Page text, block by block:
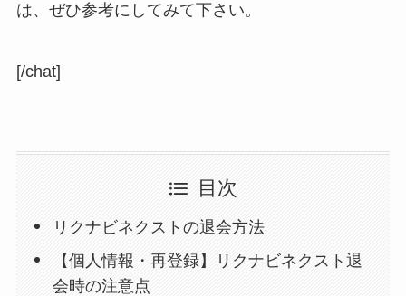
は、ぜひ参考にしてみて下さい。
[/chat]
目次
リクナビネクストの退会方法
【個人情報・再登録】リクナビネクスト退
会時の注意点